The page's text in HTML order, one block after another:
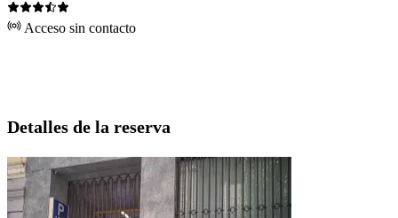
Acceso sin contacto
Detalles de la reserva